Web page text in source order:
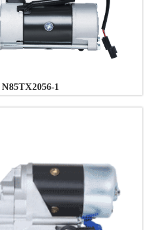
N85TX2056-1